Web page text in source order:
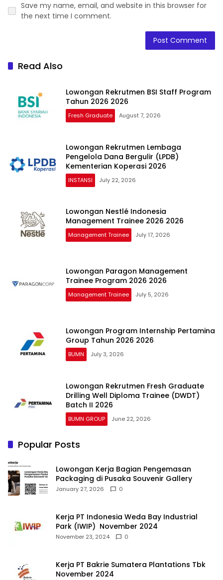
Save my name, email, and website in this browser for
the next time I comment.
Read Also
Lowongan Rekrutmen BSI Staff Program
Tahun 2026 2026
Fresh Graduate August 7, 2026
Lowongan Rekrutmen Lembaga
Pengelola Dana Bergulir (LPDB)
Kementerian Koperasi 2026
INSTANSI July 22, 2026
Lowongan Nestlé Indonesia
Management Trainee 2026 2026
Management Trainee July 17, 2026
Lowongan Paragon Management
Trainee Program 2026 2026
Management Trainee July 5, 2026
Lowongan Program Internship Pertamina
Group Tahun 2026 2026
BUMN July 3, 2026
Lowongan Rekrutmen Fresh Graduate
Drilling Well Diploma Trainee (DWDT)
Batch II 2026
BUMN GROUP June 22, 2026
Popular Posts
Lowongan Kerja Bagian Pengemasan
Packaging di Pusaka Souvenir Gallery
January 27, 2026 0
Kerja PT Indonesia Weda Bay Industrial
Park (IWIP) November 2024
November 23, 2024 0
Kerja PT Bakrie Sumatera Plantations Tbk
November 2024